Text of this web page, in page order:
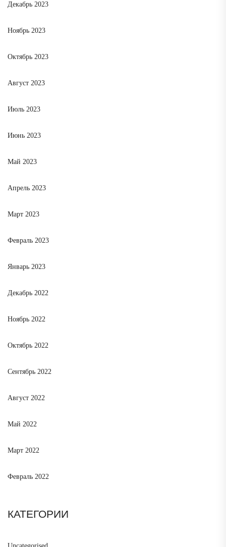
Декабрь 2023
Ноябрь 2023
Октябрь 2023
Август 2023
Июль 2023
Июнь 2023
Май 2023
Апрель 2023
Март 2023
Февраль 2023
Январь 2023
Декабрь 2022
Ноябрь 2022
Октябрь 2022
Сентябрь 2022
Август 2022
Май 2022
Март 2022
Февраль 2022
КАТЕГОРИИ